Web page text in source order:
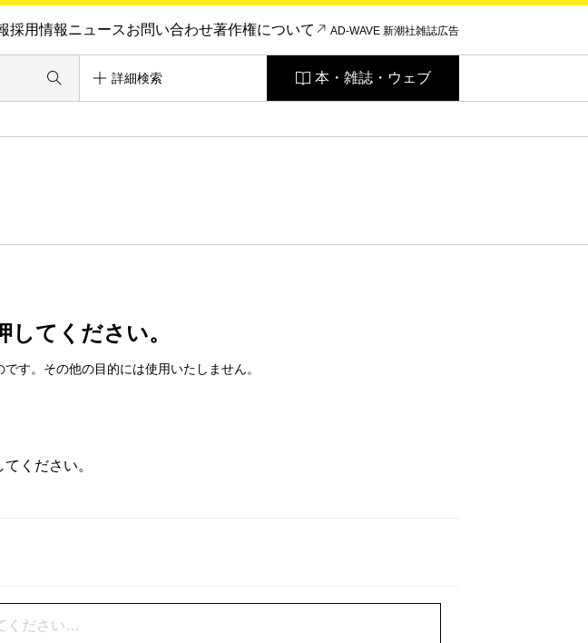
採用情報ニュースお問い合わせ著作権について AD-WAVE 新潮社雑誌広告
詳細検索 本・雑誌・ウェブ
てください。
す。その他の目的には使用いたしません。
ください。